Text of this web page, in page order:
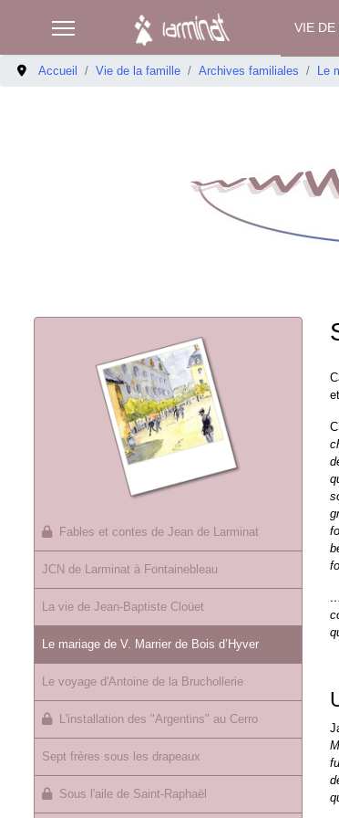
VIE DE
Accueil Vie de la famille Archives familiales Le
Fables et contes de Jean de Larminat
JCN de Larminat à Fontainebleau
La vie de Jean-Baptiste Cloüet
Le mariage de V. Marrier de Bois d’Hyver
Le voyage d'Antoine de la Bruchollerie
L'installation des "Argentins" au Cerro
Sept frères sous les drapeaux
Sous l'aile de Saint-Raphaël